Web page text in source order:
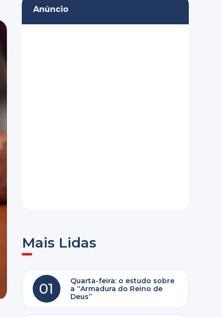
Anúncio
Mais Lidas
01
Quarta-feira: o estudo sobre
a “Armadura do Reino de
Deus”